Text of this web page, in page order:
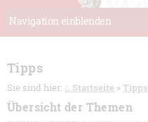
Navigation einblenden
Tipps
Sie sind hier: ⌂ Startseite »Tipps
Übersicht der Themen